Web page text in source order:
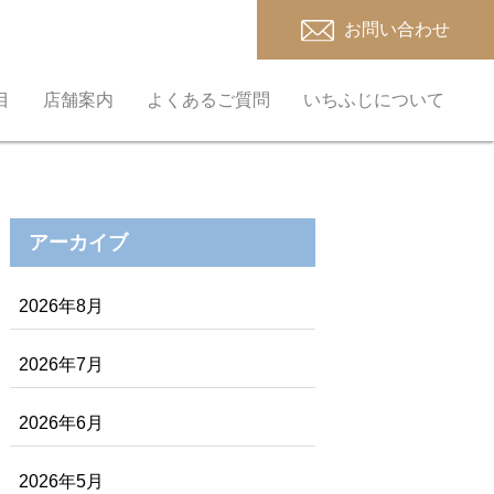
お問い合わせ
店舗案内 よくあるご質問 いちふじについて
アーカイブ
2026年8月
2026年7月
2026年6月
2026年5月